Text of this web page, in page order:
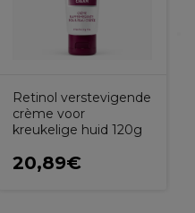
Retinol verstevigende
crème voor
kreukelige huid 120g
20,89€